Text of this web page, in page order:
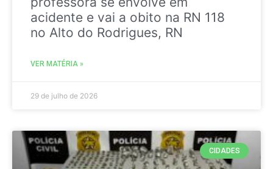
acidente e vai a obito na RN 118
no Alto do Rodrigues, RN
VER MATÉRIA »
29 de julho de 2026
CIDADES